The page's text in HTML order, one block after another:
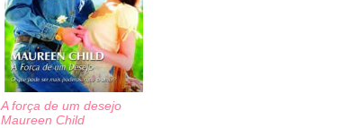
A força de um desejo
Maureen Child